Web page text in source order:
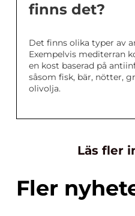
finns det?
Det finns olika typer av
Exempelvis mediterran
en kost baserad på
såsom fisk, bär, nötter,
olivolja.
Läs fler
Fler